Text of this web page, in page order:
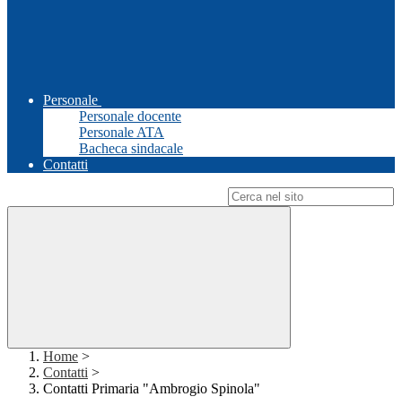
Personale
Personale docente
Personale ATA
Bacheca sindacale
Contatti
Home >
Contatti >
Contatti Primaria "Ambrogio Spinola"